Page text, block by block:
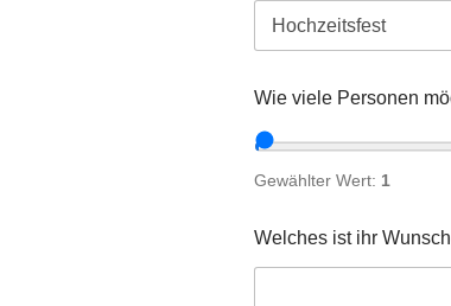
Wie viele Personen
Gewählter Wert: 1
Welches ist ihr